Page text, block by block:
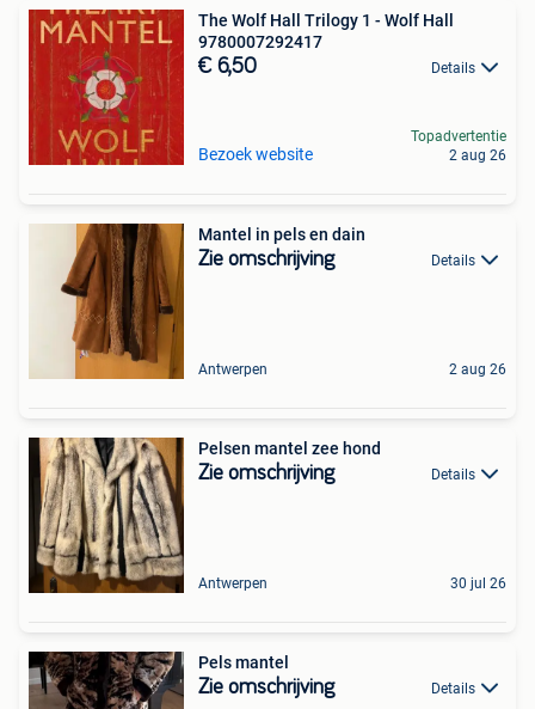
The Wolf Hall Trilogy 1 - Wolf Hall
9780007292417
€ 6,50 Details
Bezoek website
Topadvertentie
2 aug 26
Mantel in pels en dain
Zie omschrijving Details
Antwerpen 2 aug 26
Pelsen mantel zee hond
Zie omschrijving Details
Antwerpen 30 jul 26
Pels mantel
Zie omschrijving Details